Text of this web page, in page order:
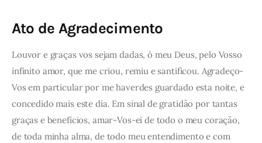
Ato de Agradecimento
Louvor e graças vos sejam dadas, ó meu Deus, pelo Vosso
infinito amor, que me criou, remiu e santificou. Agradeço-
Vos em particular por me haverdes guardado esta noite, e
concedido mais este dia. Em sinal de gratidão por tantas
graças e benefícios, amar-Vos-ei de todo o meu coração,
de toda minha alma, de todo meu entendimento e com